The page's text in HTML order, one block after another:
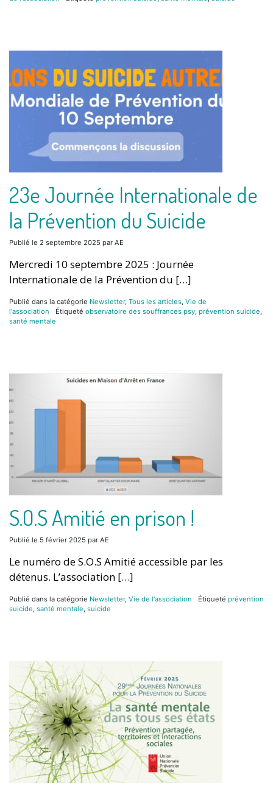
23e Journée Internationale de
la Prévention du Suicide
Publié le 2 septembre 2025 par AE
Mercredi 10 septembre 2025 : Journée
Internationale de la Prévention du […]
Publié dans la catégorie Newsletter, Tous les articles, Vie de
l'association
Étiqueté observatoire des souffrances psy, prévention suicide,
santé mentale
S.O.S Amitié en prison !
Publié le 5 février 2025 par AE
Le numéro de S.O.S Amitié accessible par les
détenus. L’association […]
Publié dans la catégorie Newsletter, Vie de l'association Étiqueté prévention
suicide, santé mentale, suicide